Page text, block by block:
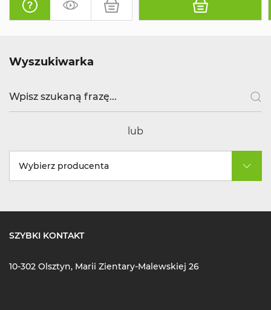
Wyszukiwarka
lub
Wybierz producenta
SZYBKI KONTAKT
10-302 Olsztyn, Marii Zientary-Malewskiej 26